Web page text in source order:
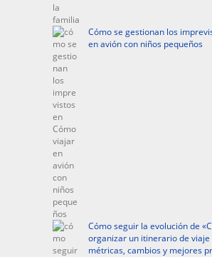
Cómo se gestionan los
en avión con niños pequeños
Cómo seguir la evolución de
organizar un itinerario de viaje
métricas, cambios y mejores